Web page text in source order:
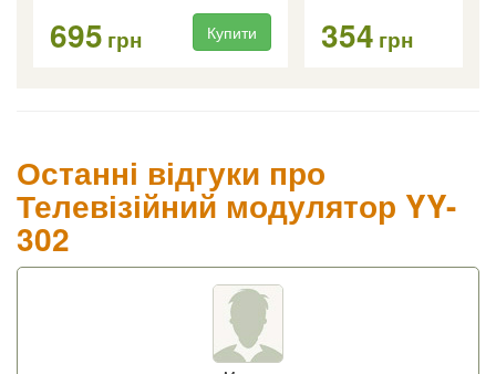
695 грн Купити 354 грн
Останні відгуки про
Телевізійний модулятор YY-
302